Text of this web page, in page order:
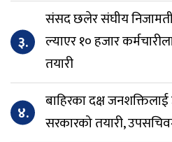
३.
संसद छलेर संघीय निजामती
ल्याएर १० हजार
तयारी
४.
बाहिरका दक्ष जनशक्तिलाई
सरकारको तयारी,